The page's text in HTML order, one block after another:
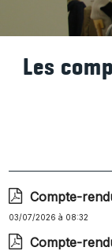
Les
Compte-
03/07/2026 à 08:32
Compte-